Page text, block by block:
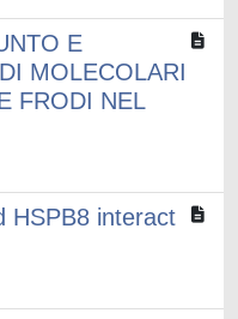
E
MOLECOLARI
FRODI NEL
HSPB8 interact